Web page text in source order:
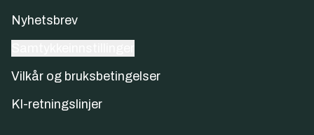
Nyhetsbrev
Vilkår og bruksbetingelser
KI-retningslinjer